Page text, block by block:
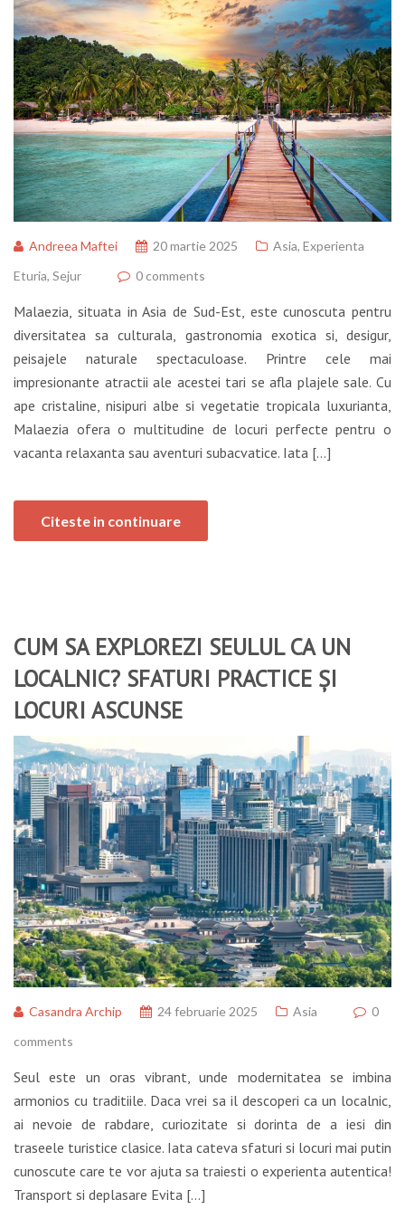
Andreea Maftei 20 martie 2025 Asia, Experienta
Eturia, Sejur 0 comments
Malaezia, situata in Asia de Sud-Est, este cunoscuta pentru
diversitatea sa culturala, gastronomia exotica si, desigur,
peisajele naturale spectaculoase. Printre cele mai
impresionante atractii ale acestei tari se afla plajele sale. Cu
ape cristaline, nisipuri albe si vegetatie tropicala luxurianta,
Malaezia ofera o multitudine de locuri perfecte pentru o
vacanta relaxanta sau aventuri subacvatice. Iata […]
Citeste in continuare
CUM SA EXPLOREZI SEULUL CA UN
LOCALNIC? SFATURI PRACTICE ȘI
LOCURI ASCUNSE
Casandra Archip 24 februarie 2025 Asia
0
comments
Seul este un oras vibrant, unde modernitatea se imbina
armonios cu traditiile. Daca vrei sa il descoperi ca un localnic,
ai nevoie de rabdare, curiozitate si dorinta de a iesi din
traseele turistice clasice. Iata cateva sfaturi si locuri mai putin
cunoscute care te vor ajuta sa traiesti o experienta autentica!
Transport si deplasare Evita […]